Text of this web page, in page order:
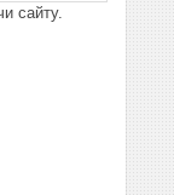
сайту.